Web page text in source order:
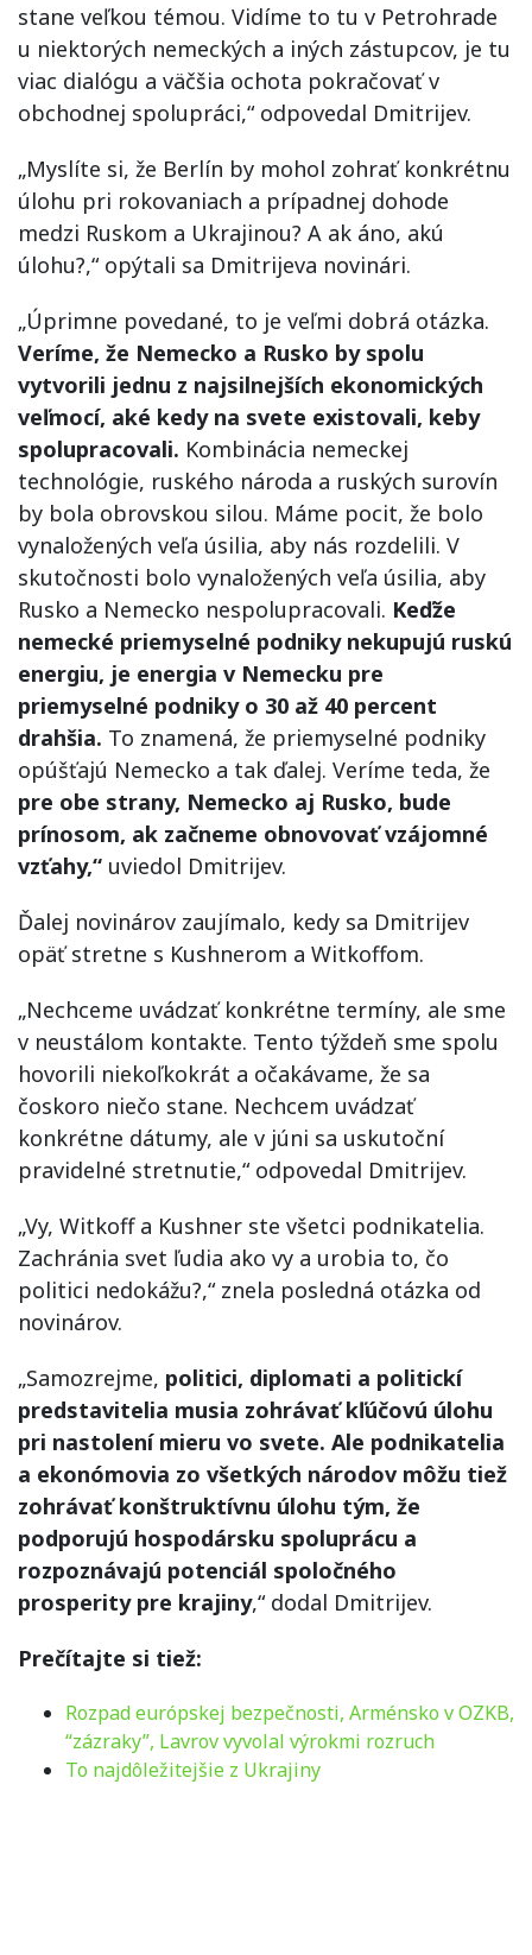
stane veľkou témou. Vidíme to tu v Petrohrade
u niektorých nemeckých a iných zástupcov, je tu
viac dialógu a väčšia ochota pokračovať v
obchodnej spolupráci,“ odpovedal Dmitrijev.
„Myslíte si, že Berlín by mohol zohrať konkrétnu
úlohu pri rokovaniach a prípadnej dohode
medzi Ruskom a Ukrajinou? A ak áno, akú
úlohu?,“ opýtali sa Dmitrijeva novinári.
„Úprimne povedané, to je veľmi dobrá otázka.
Veríme, že Nemecko a Rusko by spolu
vytvorili jednu z najsilnejších ekonomických
veľmocí, aké kedy na svete existovali, keby
spolupracovali. Kombinácia nemeckej
technológie, ruského národa a ruských surovín
by bola obrovskou silou. Máme pocit, že bolo
vynaložených veľa úsilia, aby nás rozdelili. V
skutočnosti bolo vynaložených veľa úsilia, aby
Rusko a Nemecko nespolupracovali. Keďže
nemecké priemyselné podniky nekupujú ruskú
energiu, je energia v Nemecku pre
priemyselné podniky o 30 až 40 percent
drahšia. To znamená, že priemyselné podniky
opúšťajú Nemecko a tak ďalej. Veríme teda, že
pre obe strany, Nemecko aj Rusko, bude
prínosom, ak začneme obnovovať vzájomné
vzťahy,“ uviedol Dmitrijev.
Ďalej novinárov zaujímalo, kedy sa Dmitrijev
opäť stretne s Kushnerom a Witkoffom.
„Nechceme uvádzať konkrétne termíny, ale sme
v neustálom kontakte. Tento týždeň sme spolu
hovorili niekoľkokrát a očakávame, že sa
čoskoro niečo stane. Nechcem uvádzať
konkrétne dátumy, ale v júni sa uskutoční
pravidelné stretnutie,“ odpovedal Dmitrijev.
„Vy, Witkoff a Kushner ste všetci podnikatelia.
Zachránia svet ľudia ako vy a urobia to, čo
politici nedokážu?,“ znela posledná otázka od
novinárov.
„Samozrejme, politici, diplomati a politickí
predstavitelia musia zohrávať kľúčovú úlohu
pri nastolení mieru vo svete. Ale podnikatelia
a ekonómovia zo všetkých národov môžu tiež
zohrávať konštruktívnu úlohu tým, že
podporujú hospodársku spoluprácu a
rozpoznávajú potenciál spoločného
prosperity pre krajiny,“ dodal Dmitrijev.
Prečítajte si tiež:
Rozpad európskej bezpečnosti, Arménsko v OZKB,
“zázraky”, Lavrov vyvolal výrokmi rozruch
To najdôležitejšie z Ukrajiny